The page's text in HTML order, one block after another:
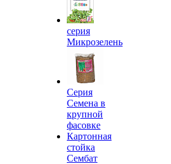
серия
Микрозелень
Серия
Семена в
крупной
фасовке
Картонная
стойка
Сембат